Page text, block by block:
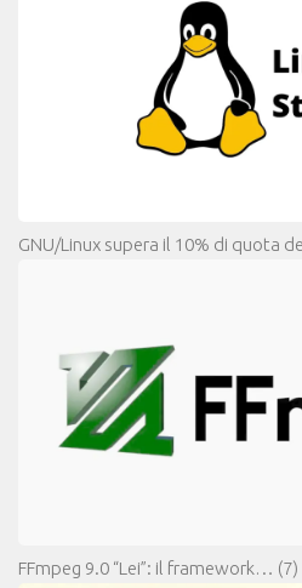
GNU/Linux supera il 10% di quota
FFmpeg 9.0 “Lei”: il framework… (7)